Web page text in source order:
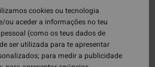
cookies ou tecnologia
ou aceder a informações no teu
(como os teus dados de
ser utilizada para te apresentar
para medir a publicidade